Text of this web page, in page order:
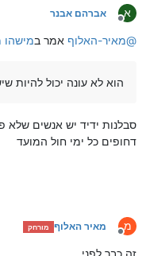
א
מנותק
אברהם אבנר
@מאיר-האלוף אמר במישהו
הוא לא עונה יכול להיות
סבלנות ידיד יש אנשים שלא
דחופים כל ימי חול המועד
מ
מנותק
מאיר האלוף מורחק